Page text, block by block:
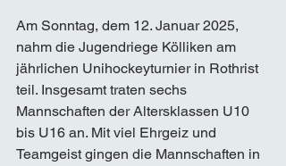
Am Sonntag, dem 12. Januar 2025,
nahm die Jugendriege Kölliken am
jährlichen Unihockeyturnier in Rothrist
teil. Insgesamt traten sechs
Mannschaften der Altersklassen U10
bis U16 an. Mit viel Ehrgeiz und
Teamgeist gingen die Mannschaften in